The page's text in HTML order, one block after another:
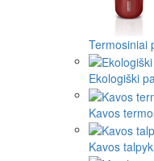
Termosiniai
Ekologiški
Kavos
Kavos